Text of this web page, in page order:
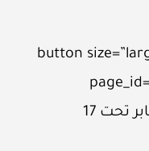
[button
align=”center”]ملف بطولة سابر تحت 17